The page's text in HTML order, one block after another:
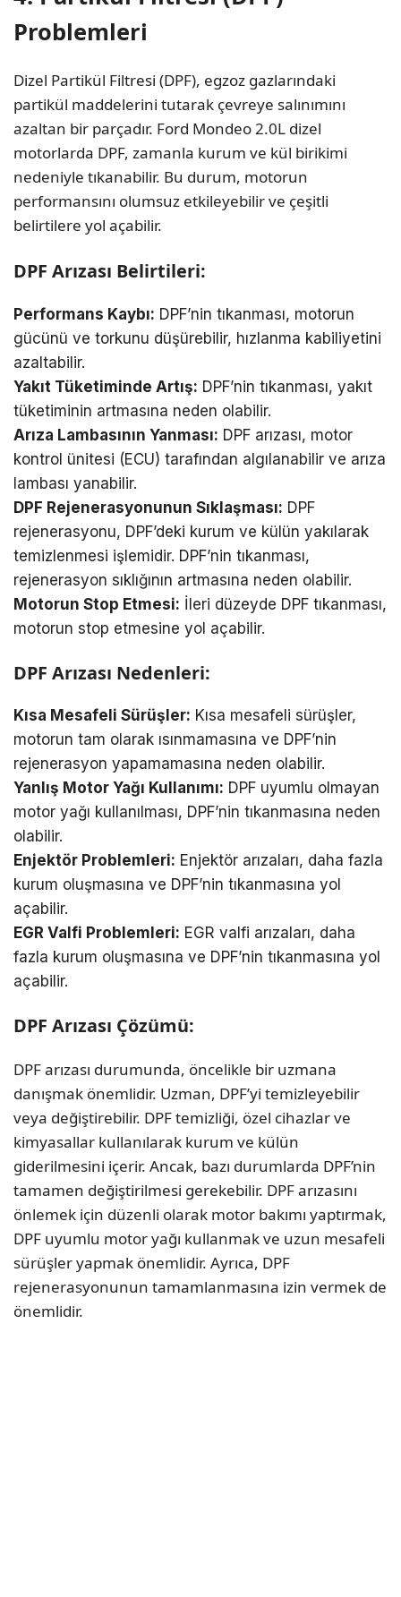
Problemleri
Dizel Partikül Filtresi (DPF), egzoz gazlarındaki
partikül maddelerini tutarak çevreye salınımını
azaltan bir parçadır. Ford Mondeo 2.0L dizel
motorlarda DPF, zamanla kurum ve kül birikimi
nedeniyle tıkanabilir. Bu durum, motorun
performansını olumsuz etkileyebilir ve çeşitli
belirtilere yol açabilir.
DPF Arızası Belirtileri:
Performans Kaybı: DPF’nin tıkanması, motorun
gücünü ve torkunu düşürebilir, hızlanma kabiliyetini
azaltabilir.
Yakıt Tüketiminde Artış: DPF’nin tıkanması, yakıt
tüketiminin artmasına neden olabilir.
Arıza Lambasının Yanması: DPF arızası, motor
kontrol ünitesi (ECU) tarafından algılanabilir ve arıza
lambası yanabilir.
DPF Rejenerasyonunun Sıklaşması: DPF
rejenerasyonu, DPF’deki kurum ve külün yakılarak
temizlenmesi işlemidir. DPF’nin tıkanması,
rejenerasyon sıklığının artmasına neden olabilir.
Motorun Stop Etmesi: İleri düzeyde DPF tıkanması,
motorun stop etmesine yol açabilir.
DPF Arızası Nedenleri:
Kısa Mesafeli Sürüşler: Kısa mesafeli sürüşler,
motorun tam olarak ısınmamasına ve DPF’nin
rejenerasyon yapamamasına neden olabilir.
Yanlış Motor Yağı Kullanımı: DPF uyumlu olmayan
motor yağı kullanılması, DPF’nin tıkanmasına neden
olabilir.
Enjektör Problemleri: Enjektör arızaları, daha fazla
kurum oluşmasına ve DPF’nin tıkanmasına yol
açabilir.
EGR Valfi Problemleri: EGR valfi arızaları, daha
fazla kurum oluşmasına ve DPF’nin tıkanmasına yol
açabilir.
DPF Arızası Çözümü:
DPF arızası durumunda, öncelikle bir uzmana
danışmak önemlidir. Uzman, DPF’yi temizleyebilir
veya değiştirebilir. DPF temizliği, özel cihazlar ve
kimyasallar kullanılarak kurum ve külün
giderilmesini içerir. Ancak, bazı durumlarda DPF’nin
tamamen değiştirilmesi gerekebilir. DPF arızasını
önlemek için düzenli olarak motor bakımı yaptırmak,
DPF uyumlu motor yağı kullanmak ve uzun mesafeli
sürüşler yapmak önemlidir. Ayrıca, DPF
rejenerasyonunun tamamlanmasına izin vermek de
önemlidir.